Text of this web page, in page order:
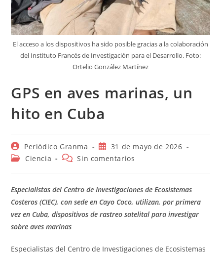
El acceso a los dispositivos ha sido posible gracias a la colaboración
del Instituto Francés de Investigación para el Desarrollo. Foto:
Ortelio González Martínez
GPS en aves marinas, un
hito en Cuba
Autor
de
la
Periódico Granma
Publicación
de
31 de mayo de 2026
Categoría
entrada:
Ciencia
Comentarios
entrada:
Sin comentarios
Especialistas del Centro de Investigaciones de Ecosistemas
Costeros (CIEC), con sede en Cayo Coco, utilizan, por primera
vez en Cuba, dispositivos de rastreo satelital para investigar
sobre aves marinas
Especialistas del Centro de Investigaciones de Ecosistemas